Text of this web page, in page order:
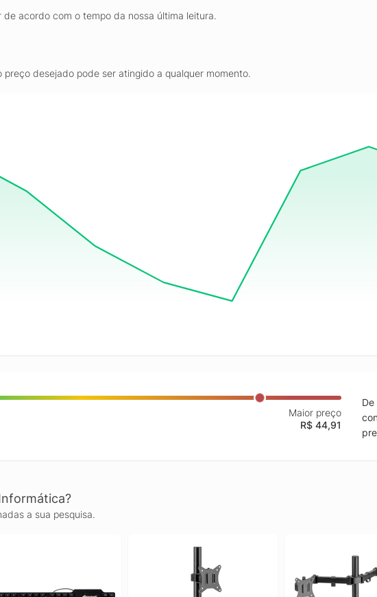
acordo com o tempo da nossa última leitura.
desejado pode ser atingido a qualquer momento.
Maior preço
R$ 44,91
a sua pesquisa.